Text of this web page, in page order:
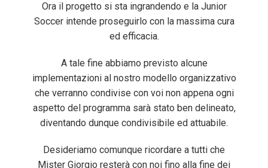
Ora il progetto si sta ingrandendo e la Junior
Soccer intende proseguirlo con la massima cura
ed efficacia.
A tale fine abbiamo previsto alcune
implementazioni al nostro modello organizzativo
che verranno condivise con voi non appena ogni
aspetto del programma sarà stato ben delineato,
diventando dunque condivisibile ed attuabile.
Desideriamo comunque ricordare a tutti che
Mister Giorgio resterà con noi fino alla fine dei